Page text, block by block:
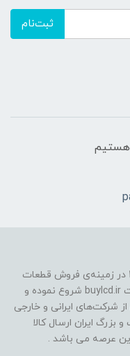
ثبت‌نام
پارسا کامپیوتر فعالیت خود را از سال 1389 در زمینه‌ی فروش قطعات
کامپیوتر به صورت آنلاین از طریق وبسایت buylcd.ir شروع نموده و
شرکت‌های ایرانی و خارجی
ایران ارسال کالا
عرصه می باشد .